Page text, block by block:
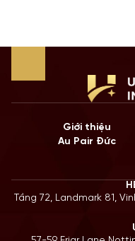
Giới thiệu
Au Pair Đức
Tầng 72, Landmark 81,